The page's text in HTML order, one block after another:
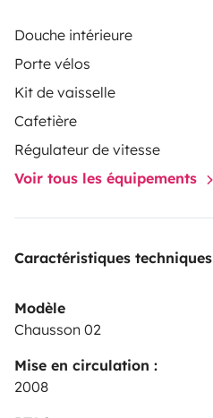
Douche intérieure
Porte vélos
Kit de vaisselle
Cafetière
Régulateur de vitesse
Voir tous les équipements
Caractéristiques techniques
Modèle
Chausson 02
Mise en circulation :
2008